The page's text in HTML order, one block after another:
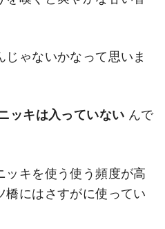
ゃないかなって思いま
ッキは入っていない んで
キを使う使う頻度が高
橋にはさすがに使ってい